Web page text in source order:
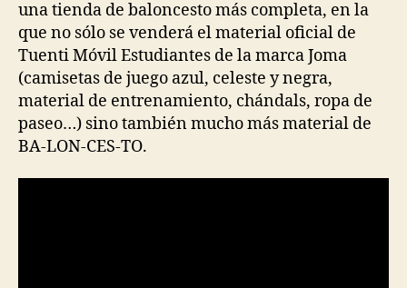
una tienda de baloncesto más completa, en la
que no sólo se venderá el material oficial de
Tuenti Móvil Estudiantes de la marca Joma
(camisetas de juego azul, celeste y negra,
material de entrenamiento, chándals, ropa de
paseo…) sino también mucho más material de
BA-LON-CES-TO.